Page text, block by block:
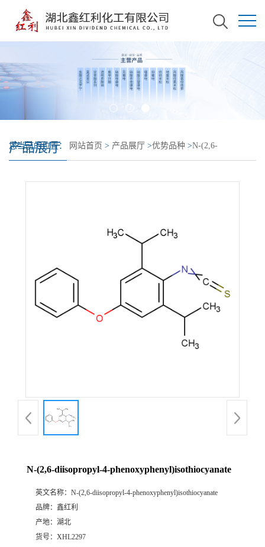
产品展厅
您当前的位置： 网站首页 > 产品展厅 >优势品种 >N-(2,6-
N-(2,6-diisopropyl-4-phenoxyphenyl)isothiocyanate
英文名称： N-(2,6-diisopropyl-4-phenoxyphenyl)isothiocyanate
品牌： 鑫红利
产地： 湖北
货号： XHL2297